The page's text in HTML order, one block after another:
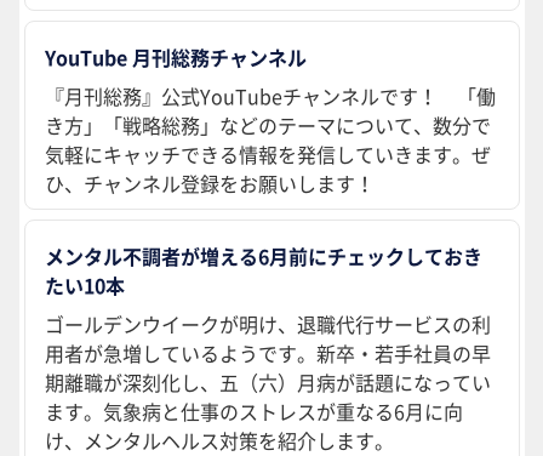
YouTube 月刊総務チャンネル
『月刊総務』公式YouTubeチャンネルです！ 「働
き方」「戦略総務」などのテーマについて、数分で
気軽にキャッチできる情報を発信していきます。ぜ
ひ、チャンネル登録をお願いします！
メンタル不調者が増える6月前にチェックしておき
たい10本
ゴールデンウイークが明け、退職代行サービスの利
用者が急増しているようです。新卒・若手社員の早
期離職が深刻化し、五（六）月病が話題になってい
ます。気象病と仕事のストレスが重なる6月に向
け、メンタルヘルス対策を紹介します。